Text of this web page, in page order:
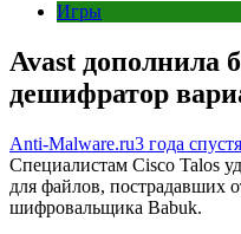
Игры
Avast дополнила
дешифратор
Anti-Malware.ru3 года спустя
Специалистам Cisco Talos
для файлов, пострадавших
шифровальщика Babuk.